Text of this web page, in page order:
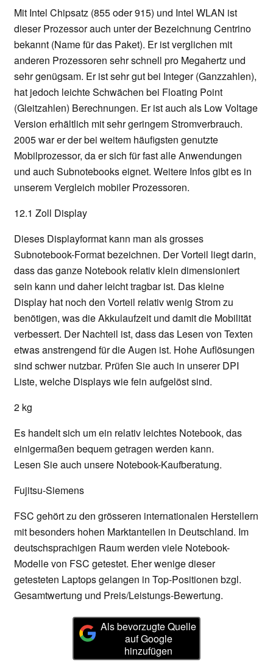
Mit Intel Chipsatz (855 oder 915) und Intel WLAN ist
dieser Prozessor auch unter der Bezeichnung Centrino
bekannt (Name für das Paket). Er ist verglichen mit
anderen Prozessoren sehr schnell pro Megahertz und
sehr genügsam. Er ist sehr gut bei Integer (Ganzzahlen),
hat jedoch leichte Schwächen bei Floating Point
(Gleitzahlen) Berechnungen. Er ist auch als Low Voltage
Version erhältlich mit sehr geringem Stromverbrauch.
2005 war er der bei weitem häufigsten genutzte
Mobilprozessor, da er sich für fast alle Anwendungen
und auch Subnotebooks eignet. Weitere Infos gibt es in
unserem Vergleich mobiler Prozessoren.
12.1 Zoll Display
Dieses Displayformat kann man als grosses
Subnotebook-Format bezeichnen. Der Vorteil liegt darin,
dass das ganze Notebook relativ klein dimensioniert
sein kann und daher leicht tragbar ist. Das kleine
Display hat noch den Vorteil relativ wenig Strom zu
benötigen, was die Akkulaufzeit und damit die Mobilität
verbessert. Der Nachteil ist, dass das Lesen von Texten
etwas anstrengend für die Augen ist. Hohe Auflösungen
sind schwer nutzbar. Prüfen Sie auch in unserer DPI
Liste, welche Displays wie fein aufgelöst sind.
2 kg
Es handelt sich um ein relativ leichtes Notebook, das
einigermaßen bequem getragen werden kann.
Lesen Sie auch unsere Notebook-Kaufberatung.
Fujitsu-Siemens
FSC gehört zu den grösseren internationalen Herstellern
mit besonders hohen Marktanteilen in Deutschland. Im
deutschsprachigen Raum werden viele Notebook-
Modelle von FSC getestet. Eher wenige dieser
getesteten Laptops gelangen in Top-Positionen bzgl.
Gesamtwertung und Preis/Leistungs-Bewertung.
Als bevorzugte Quelle
auf Google
hinzufügen